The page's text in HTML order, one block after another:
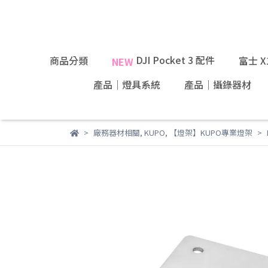
商品分類 NEWDJI Pocket 3 配件
富士
產品｜燈具系統
產品｜攝錄器材
廠務器材相關, KUPO, 【燈架】KUPO專業燈架